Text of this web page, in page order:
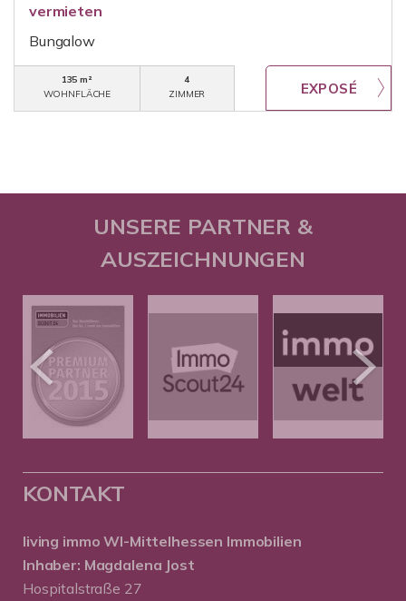
vermieten
Bungalow
135 m²
WOHNFLÄCHE
4
ZIMMER
UNSERE PARTNER &
AUSZEICHNUNGEN
KONTAKT
living immo WI-Mittelhessen Immobilien
Inhaber: Magdalena Jost
Hospitalstraße 27